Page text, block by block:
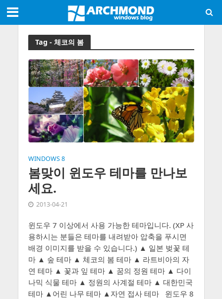
Tag - 체코의 봄
WINDOWS 8
봄맞이 윈도우 테마를 만나보
세요.
2013-04-21
윈도우 7 이상에서 사용 가능한 테마입니다. (XP 사
용하시는 분들은 테마를 내려받아 압축을 푸시면
배경 이미지를 받을 수 있습니다.) ▲ 일본 벚꽃 테
마 ▲ 숲 테마 ▲ 체코의 봄 테마 ▲ 라트비아의 자
연 테마 ▲ 꽃과 잎 테마 ▲ 꿈의 정원 테마 ▲ 다이
나믹 식물 테마 ▲ 정원의 사계절 테마 ▲ 대한민국
테마 ▲어린 나무 테마 ▲자연 접사 테마 윈도우 8